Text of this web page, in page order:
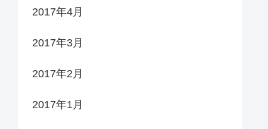
2017年4月
2017年3月
2017年2月
2017年1月